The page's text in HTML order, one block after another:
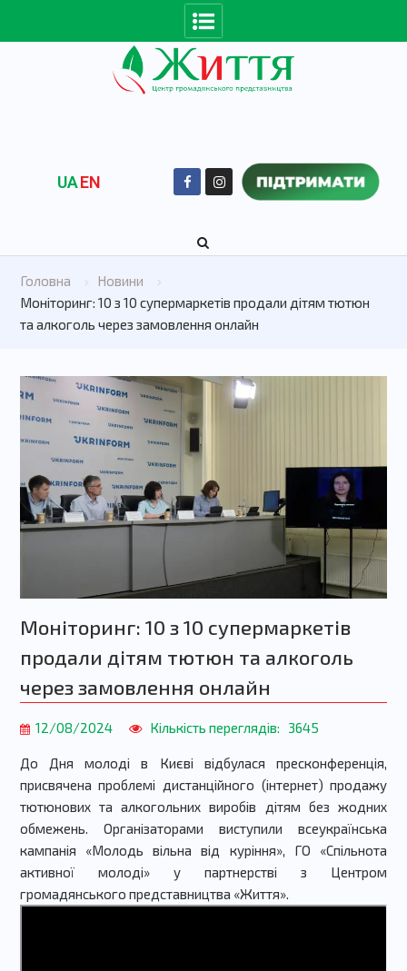
UAEN
Головна
Новини
Моніторинг: 10 з 10 супермаркетів продали дітям тютюн
та алкоголь через замовлення онлайн
Моніторинг: 10 з 10 супермаркетів
продали дітям тютюн та алкоголь
через замовлення онлайн
12/08/2024 Кількість переглядів: 3645
До Дня молоді в Києві відбулася пресконференція,
присвяченапроблемі дистанційного (інтернет) продажу
тютюнових та алкогольних виробів дітям без жодних
обмежень. Організаторами виступили всеукраїнська
кампанія «Молодь вільна від куріння», ГО «Спільнота
активної молоді» у партнерстві з Центром
громадянського представництва «Життя».